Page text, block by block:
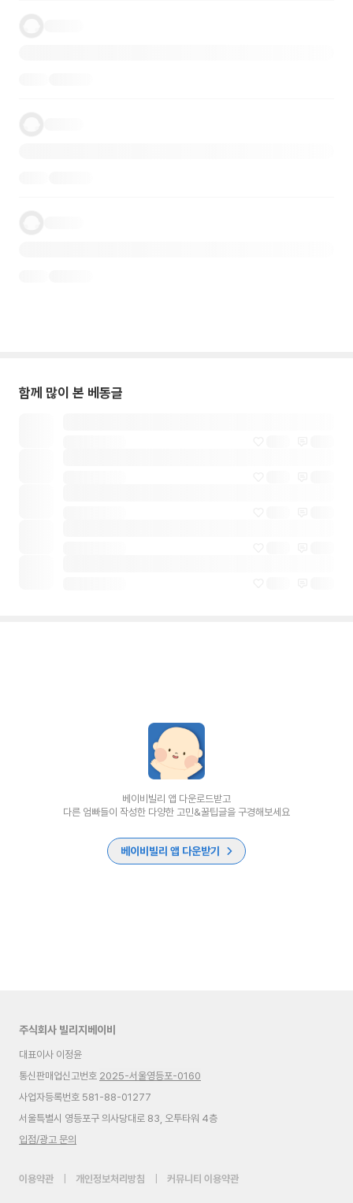
함께 많이 본 베동글
베이비빌리 앱 다운로드받고
다른 엄빠들이 작성한 다양한 고민&꿀팁글을 구경해보세요
베이비빌리 앱 다운받기
주식회사 빌리지베이비
대표이사 이정윤
통신판매업신고번호 2025-서울영등포-0160
사업자등록번호 581-88-01277
서울특별시 영등포구 의사당대로 83, 오투타워 4층
입점/광고 문의
이용약관 개인정보처리방침 커뮤니티 이용약관